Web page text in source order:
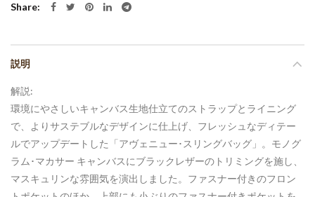
Share
説明
解説:
環境にやさしいキャンバス生地仕立てのストラップとライニング
で、よりサステブルなデザインに仕上げ、フレッシュなディテー
ルでアップデートした「アヴェニュー･スリングバッグ」。モノグ
ラム･マカサー キャンバスにブラックレザーのトリミングを施し、
マスキュリンな雰囲気を演出しました。ファスナー付きのフロン